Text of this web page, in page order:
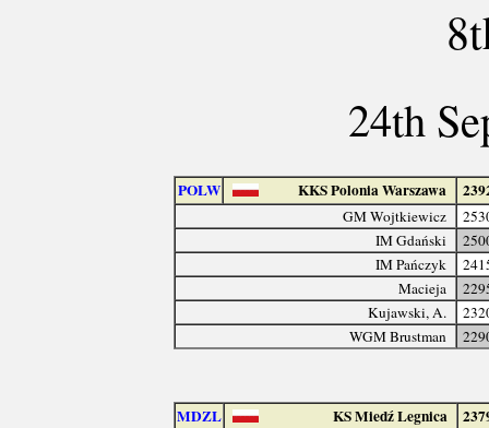
24th
POLW KKS Polonia Warszawa
GM Wojtkiewicz
IM Gdański
IM Pańczyk
Macieja
Kujawski, A.
WGM Brustman
MDZL KS Miedź Legnica